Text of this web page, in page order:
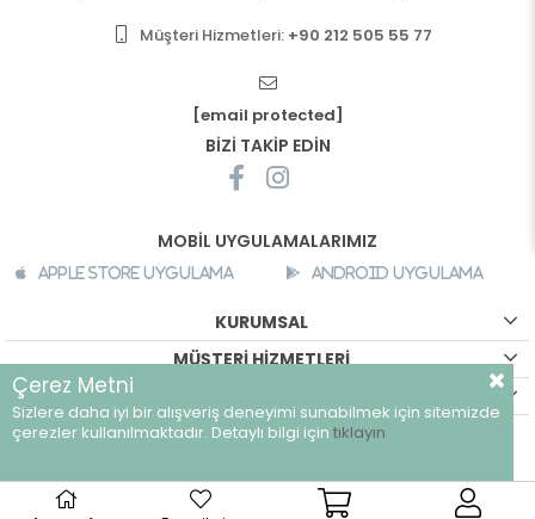
Müşteri Hizmetleri: +90 212 505 55 77
[email protected]
BİZİ TAKİP EDİN
MOBİL UYGULAMALARIMIZ
Apple Store Uygulama Android Uygulama
KURUMSAL
MÜŞTERİ HİZMETLERİ
©breeze.com.tr - Tüm hakları saklıdır.
Çerez Metni
Sizlere daha iyi bir alışveriş deneyimi sunabilmek için sitemizde
çerezler kullanılmaktadır. Detaylı bilgi için tıklayın